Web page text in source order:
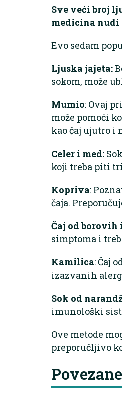
Sve veći broj
medicina
Evo sedam
Ljuska jajeta:
sokom, može
Mumio: Ovaj
može pomoći
kao čaj ujutro i
Celer i med:
koji treba piti
Kopriva:
čaja.
Čaj od
simptoma i
Kamilica: Čaj
izazvanih
Sok od
imunološki
Ove metode
preporučljivo